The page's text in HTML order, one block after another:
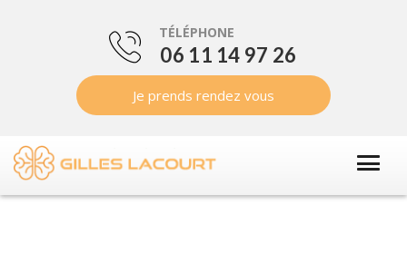
TÉLÉPHONE
06 11 14 97 26
Je prends rendez vous